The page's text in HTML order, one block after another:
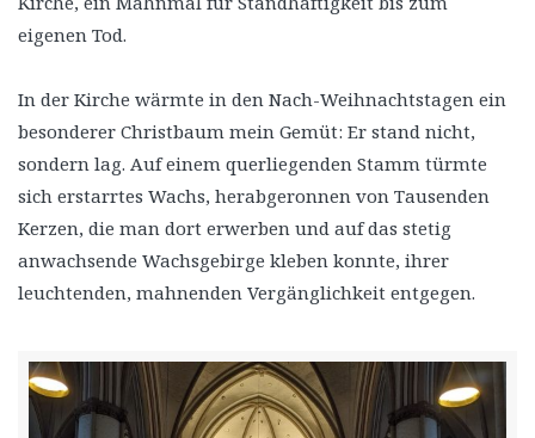
eigenen Tod.
In der Kirche wärmte in den Nach-Weihnachtstagen ein
besonderer Christbaum mein Gemüt: Er stand nicht,
sondern lag. Auf einem querliegenden Stamm türmte
sich erstarrtes Wachs, herabgeronnen von Tausenden
Kerzen, die man dort erwerben und auf das stetig
anwachsende Wachsgebirge kleben konnte, ihrer
leuchtenden, mahnenden Vergänglichkeit entgegen.